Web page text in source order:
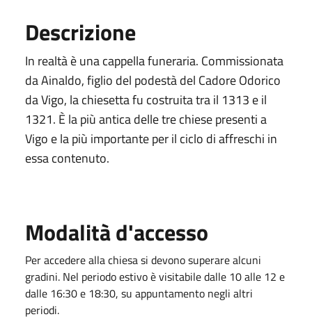
Descrizione
In realtà è una cappella funeraria. Commissionata
da Ainaldo, figlio del podestà del Cadore Odorico
da Vigo, la chiesetta fu costruita tra il 1313 e il
1321. È la più antica delle tre chiese presenti a
Vigo e la più importante per il ciclo di affreschi in
essa contenuto.
Modalità d'accesso
Per accedere alla chiesa si devono superare alcuni
gradini. Nel periodo estivo è visitabile dalle 10 alle 12 e
dalle 16:30 e 18:30, su appuntamento negli altri
periodi.